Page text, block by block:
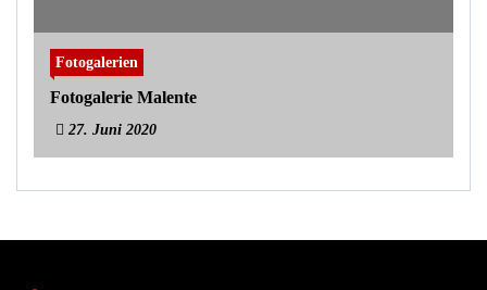
Fotogalerien
Fotogalerie Malente
27. Juni 2020